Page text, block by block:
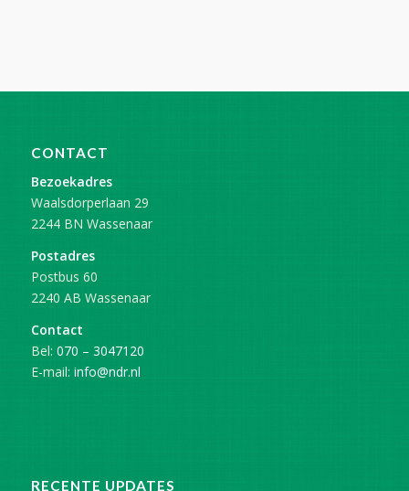
CONTACT
Bezoekadres
Waalsdorperlaan 29
2244 BN Wassenaar
Postadres
Postbus 60
2240 AB Wassenaar
Contact
Bel: 070 – 3047120
E-mail: info@ndr.nl
RECENTE UPDATES